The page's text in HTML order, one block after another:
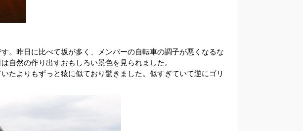
。昨日に比べて坂が多く、メンバーの自転車の調子が悪くなるな
自然の作り出すおもしろい景色を見られました。
たよりもずっと猿に似ており驚きました。似すぎていて逆にゴリ